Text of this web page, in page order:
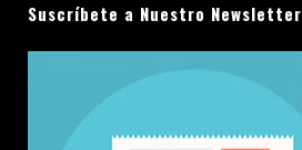
Suscríbete a Nuestro Newsletter